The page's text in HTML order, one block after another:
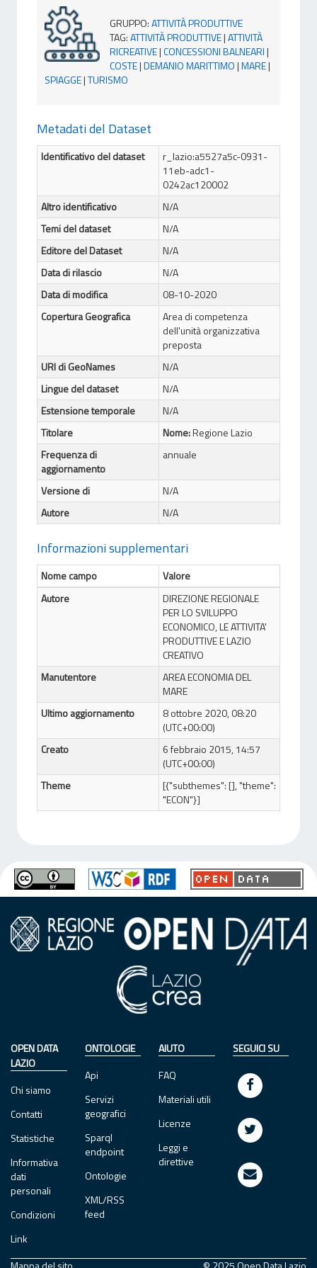
GRUPPO:ATTIVITÀ PRODUTTIVE
TAG:ATTIVITÀ PRODUTTIVE|ATTIVITÀ
RICREATIVE|CONCESSIONI BALNEARI|
COSTE|DEMANIO MARITTIMO|MARE|
SPIAGGE|TURISMO
Metadati del Dataset
Identificativo del dataset
r_lazio:a5527a5c-0931-
11eb-adc1-
0242ac120002
Altro identificativo
N/A
Temi del dataset
N/A
Editore del Dataset
N/A
Data di rilascio
N/A
Data di modifica
08-10-2020
Copertura Geografica
Area di competenza
dell'unità organizzativa
preposta
URI di GeoNames
N/A
Lingue del dataset
N/A
Estensione temporale
N/A
Titolare
Nome:Regione Lazio
Frequenza di
aggiornamento
annuale
Versione di
N/A
Autore
N/A
Informazioni supplementari
Nome campo
Valore
Autore
DIREZIONE REGIONALE
PER LO SVILUPPO
ECONOMICO, LE ATTIVITA'
PRODUTTIVE E LAZIO
CREATIVO
Manutentore
AREA ECONOMIA DEL
MARE
Ultimo aggiornamento
8 ottobre 2020, 08:20
(UTC+00:00)
Creato
6 febbraio 2015, 14:57
(UTC+00:00)
Theme
[{"subthemes": [], "theme":
"ECON"}]
OPEN DATA
LAZIO
Chi siamo
Contatti
Statistiche
Informativa
dati
personali
Condizioni
Link
ONTOLOGIE
Api
Servizi
geografici
Sparql
endpoint
Ontologie
XML/RSS
feed
AIUTO
FAQ
Materiali utili
Licenze
Leggi e
direttive
SEGUICI SU